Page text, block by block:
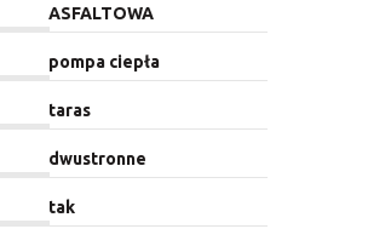
ASFALTOWA
pompa ciepła
taras
dwustronne
tak